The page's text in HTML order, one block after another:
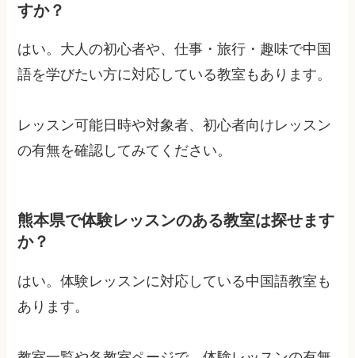
すか？
はい。大人の初心者や、仕事・旅行・趣味で中国
語を学びたい方に対応している教室もあります。
レッスン可能日時や対象者、初心者向けレッスン
の有無を確認してみてください。
熊本県で体験レッスンのある教室は探せます
か？
はい。体験レッスンに対応している中国語教室も
あります。